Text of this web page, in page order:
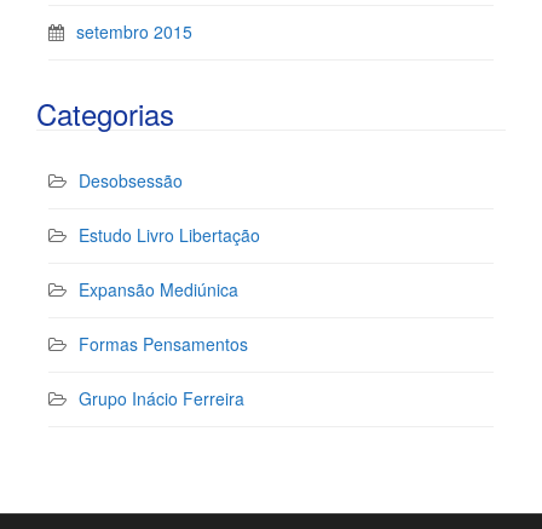
setembro 2015
Categorias
Desobsessão
Estudo Livro Libertação
Expansão Mediúnica
Formas Pensamentos
Grupo Inácio Ferreira